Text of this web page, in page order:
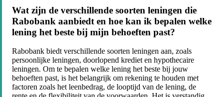
Wat zijn de verschillende soorten leningen die
Rabobank aanbiedt en hoe kan ik bepalen welke
lening het beste bij mijn behoeften past?
Rabobank biedt verschillende soorten leningen aan, zoals
persoonlijke leningen, doorlopend krediet en hypothecaire
leningen. Om te bepalen welke lening het beste bij jouw
behoeften past, is het belangrijk om rekening te houden met
factoren zoals het leenbedrag, de looptijd van de lening, de